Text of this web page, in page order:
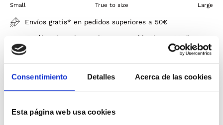
Consentimiento Detalles Acerca de las cookies
Esta página web usa cookies
Small True to size Large
Envíos gratis* en pedidos superiores a 50€
¡Pruébatelo y si necesitas un cambio tienes 30 días
para devolverlo!
calidad, lo que garantiza una mayor durabilidad. Cierre